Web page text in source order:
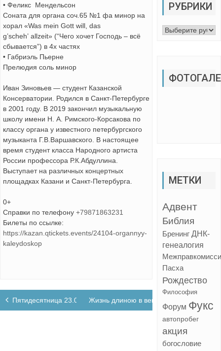
• Феликс Мендельсон
Соната для органа соч.65 №1 фа минор на
хорал «Was mein Gott will, das
g’scheh’ allzeit» (“Чего хочет Господь – всё
сбывается”) в 4х частях
• Габриэль Пьерне
Прелюдия соль минор
Иван Зиновьев — студент Казанской
Консерватории. Родился в Санкт-Петербурге
в 2001 году. В 2019 закончил музыкальную
школу имени Н. А. Римского-Корсакова по
классу органа у известного петербургского
музыканта Г.В.Варшавского. В настоящее
время студент класса Народного артиста
России профессора Р.К.Абдуллина.
Выступает на различных концертных
площадках Казани и Санкт-Петербурга.
0+
Справки по телефону +79871863231
Билеты по ссылке:
https://kazan.qtickets.events/24104-organnyy-
kaleydoskop
Навигация
по
Пятидесятница 23.05.2021Жизнь длиною в век
РУБРИКИ
Рубрики
МЕТКИ
Адвент
Библия
Бренинг ДНК-
генеалогия
Пасха
Рождество
Философия
Форум Фукс
автопробег
акция
богословие